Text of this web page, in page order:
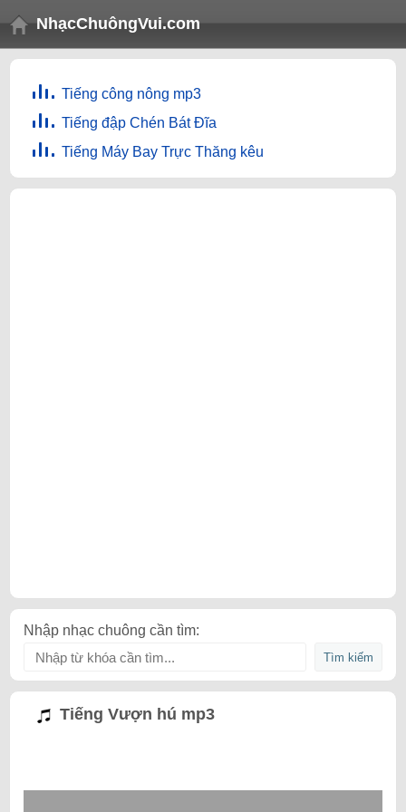
NhạcChuôngVui.com
Tiếng công nông mp3
Tiếng đập Chén Bát Đĩa
Tiếng Máy Bay Trực Thăng kêu
Nhập nhạc chuông cần tìm:
Tiếng Vượn hú mp3